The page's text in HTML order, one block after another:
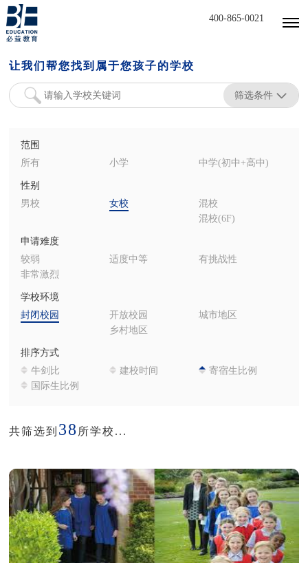
400-865-0021
让我们帮您找到属于您孩子的学校
筛选条件
范围
所有
小学 中学(初中+高中)
性别
男校
女校
混校
混校(6F)
申请难度
较弱
适度中等
有挑战性
非常激烈
学校环境
封闭校园
开放校园
城市地区
乡村地区
排序方式
牛剑比
建校时间
寄宿生比例
国际生比例
共筛选到 38 所学校...